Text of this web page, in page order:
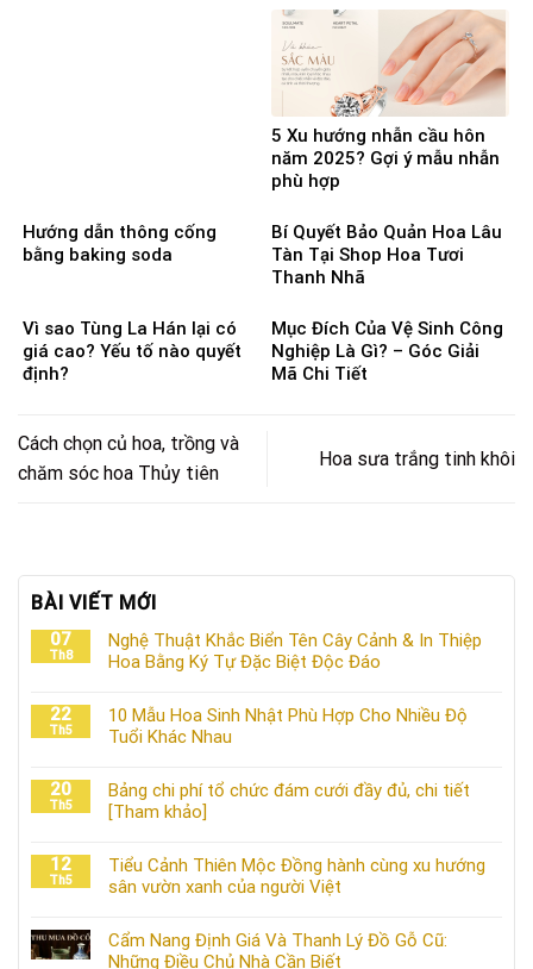
5 Xu hướng nhẫn cầu hôn
năm 2025? Gợi ý mẫu nhẫn
phù hợp
Hướng dẫn thông cống
bằng baking soda
Bí Quyết Bảo Quản Hoa Lâu
Tàn Tại Shop Hoa Tươi
Thanh Nhã
Vì sao Tùng La Hán lại có
giá cao? Yếu tố nào quyết
định?
Mục Đích Của Vệ Sinh Công
Nghiệp Là Gì? – Góc Giải
Mã Chi Tiết
Cách chọn củ hoa, trồng và
chăm sóc hoa Thủy tiên
Hoa sưa trắng tinh khôi
BÀI VIẾT MỚI
07
Th8
Nghệ Thuật Khắc Biển Tên Cây Cảnh & In Thiệp
Hoa Bằng Ký Tự Đặc Biệt Độc Đáo
22
Th5
10 Mẫu Hoa Sinh Nhật Phù Hợp Cho Nhiều Độ
Tuổi Khác Nhau
20
Th5
Bảng chi phí tổ chức đám cưới đầy đủ, chi tiết
[Tham khảo]
12
Th5
Tiểu Cảnh Thiên Mộc Đồng hành cùng xu hướng
sân vườn xanh của người Việt
Cẩm Nang Định Giá Và Thanh Lý Đồ Gỗ Cũ:
Những Điều Chủ Nhà Cần Biết